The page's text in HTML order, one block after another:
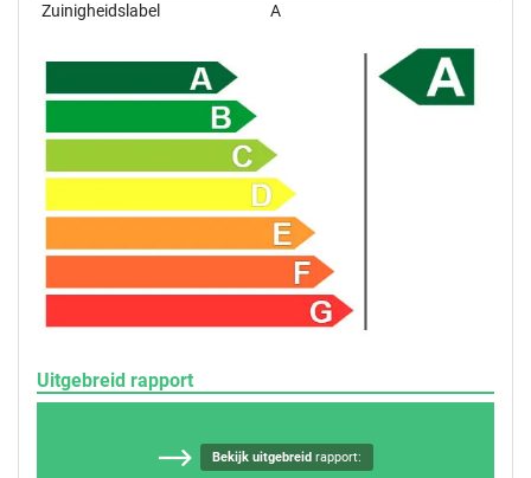
Zuinigheidslabel
A
Uitgebreid rapport
Bekijk uitgebreidrapport: